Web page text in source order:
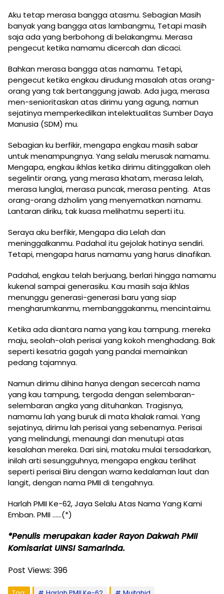
Aku tetap merasa bangga atasmu. Sebagian Masih
banyak yang bangga atas lambangmu, Tetapi masih
saja ada yang berbohong di belakangmu. Merasa
pengecut ketika namamu dicercah dan dicaci.
Bahkan merasa bangga atas namamu. Tetapi,
pengecut ketika engkau dirudung masalah atas orang-
orang yang tak bertanggung jawab. Ada juga, merasa
men-senioritaskan atas dirimu yang agung, namun
sejatinya memperkedilkan intelektualitas Sumber Daya
Manusia (SDM) mu.
Sebagian ku berfikir, mengapa engkau masih sabar
untuk menampungnya. Yang selalu merusak namamu.
Mengapa, engkau ikhlas ketika dirimu ditinggalkan oleh
segelintir orang, yang merasa khatam, merasa lelah,
merasa lunglai, merasa puncak, merasa penting. Atas
orang-orang dzholim yang menyematkan namamu.
Lantaran diriku, tak kuasa melihatmu seperti itu.
Seraya aku berfikir, Mengapa dia Lelah dan
meninggalkanmu. Padahal itu gejolak hatinya sendiri.
Tetapi, mengapa harus namamu yang harus dinafikan.
Padahal, engkau telah berjuang, berlari hingga namamu
kukenal sampai generasiku. Kau masih saja ikhlas
menunggu generasi-generasi baru yang siap
mengharumkanmu, membanggakanmu, mencintaimu.
Ketika ada diantara nama yang kau tampung. mereka
maju, seolah-olah perisai yang kokoh menghadang. Bak
seperti kesatria gagah yang pandai memainkan
pedang tajamnya.
Namun dirimu dihina hanya dengan secercah nama
yang kau tampung, tergoda dengan selembaran-
selembaran angka yang dituhankan. Tragisnya,
namamu lah yang buruk di mata khalak ramai. Yang
sejatinya, dirimu lah perisai yang sebenarnya. Perisai
yang melindungi, menaungi dan menutupi atas
kesalahan mereka. Dari sini, mataku mulai tersadarkan,
inilah arti sesungguhnya, mengapa engkau terlihat
seperti perisai Biru dengan warna kedalaman laut dan
langit, dengan nama PMII di tengahnya.
Harlah PMII Ke-62, Jaya Selalu Atas Nama Yang Kami
Emban. PMII ……(*)
*Penulis merupakan kader Rayon Dakwah PMII
Komisariat UINSI Samarinda.
Post Views: 396